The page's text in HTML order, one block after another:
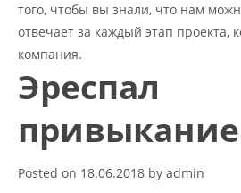
того, чтобы вы знали, что нам
отвечает за каждый этап проекта,
компания.
Эреспал
привыкание
Posted on 18.06.2018 by admin